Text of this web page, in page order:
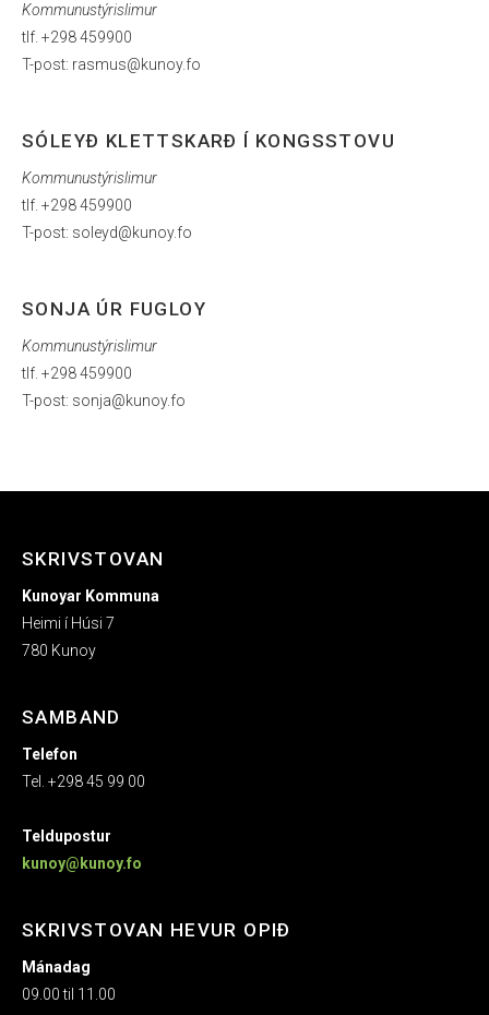
Kommunustýrislimur
tlf. +298 459900
T-post: rasmus@kunoy.fo
SÓLEYÐ KLETTSKARÐ Í KONGSSTOVU
Kommunustýrislimur
tlf. +298 459900
T-post: soleyd@kunoy.fo
SONJA ÚR FUGLOY
Kommunustýrislimur
tlf. +298 459900
T-post: sonja@kunoy.fo
SKRIVSTOVAN
Kunoyar Kommuna
Heimi í Húsi 7
780 Kunoy
SAMBAND
Telefon
Tel. +298 45 99 00
Teldupostur
kunoy@kunoy.fo
SKRIVSTOVAN HEVUR OPIÐ
Mánadag
09.00 til 11.00